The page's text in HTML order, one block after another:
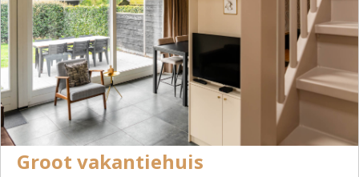
Groot vakantiehuis